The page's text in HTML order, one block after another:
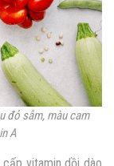
đỏ sẫm, màu cam
A